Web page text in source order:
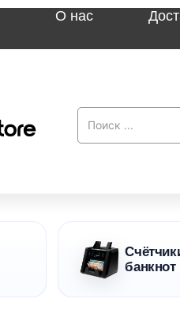
О нас
банкнот